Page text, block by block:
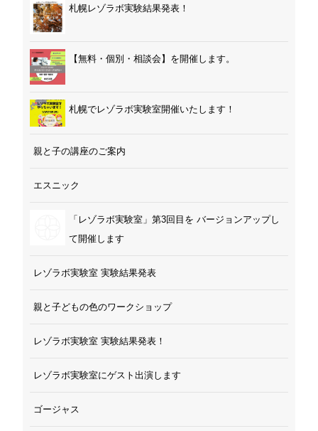
札幌レゾラボ実験結果発表！
【無料・個別・相談会】を開催します。
札幌でレゾラボ実験室開催いたします！
親と子の講座のご案内
エスニック
「レゾラボ実験室」第3回目を バージョンアップし
て開催します
レゾラボ実験室 実験結果発表
親と子どもの色のワークショップ
レゾラボ実験室 実験結果発表！
レゾラボ実験室にゲスト出演します
ゴージャス